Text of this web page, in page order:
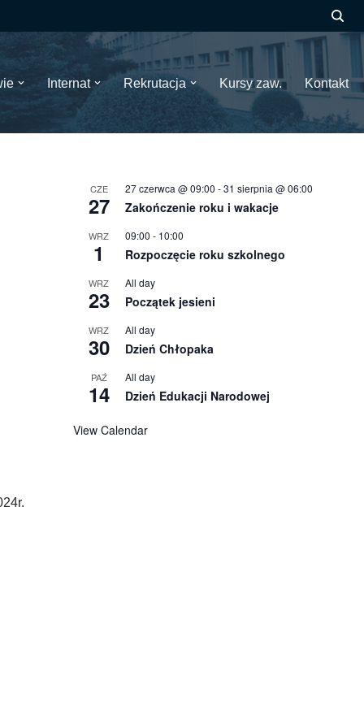
Internat Rekrutacja Kursy zaw. Kontakt
CZE
27
27 czerwca @ 09:00 -31 sierpnia @ 06:00
Zakończenie roku i wakacje
WRZ
1
09:00 - 10:00
Rozpoczęcie roku szkolnego
WRZ
23
All day
Początek jesieni
WRZ
30
All day
Dzień Chłopaka
PAŹ
14
All day
Dzień Edukacji Narodowej
View Calendar